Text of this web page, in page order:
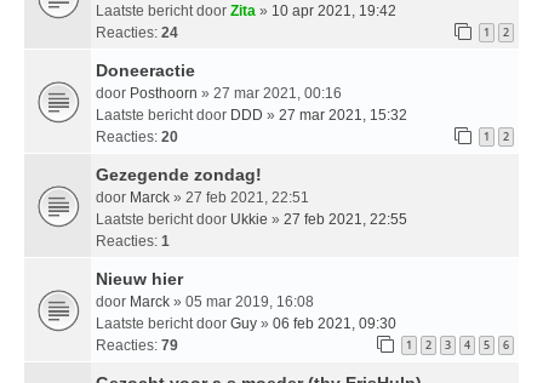
Laatste bericht door Zita » 10 apr 2021, 19:42
Reacties: 24 1 2
Doneeractie
door Posthoorn » 27 mar 2021, 00:16
Laatste bericht door DDD » 27 mar 2021, 15:32
Reacties: 20 1 2
Gezegende zondag!
door Marck » 27 feb 2021, 22:51
Laatste bericht door Ukkie » 27 feb 2021, 22:55
Reacties: 1
Nieuw hier
door Marck » 05 mar 2019, 16:08
Laatste bericht door Guy » 06 feb 2021, 09:30
Reacties: 79 1 2 3 4 5 6